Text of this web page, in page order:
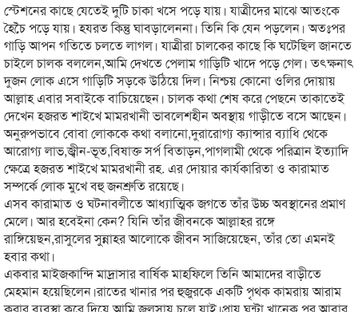
স্টেশনের কাছে যেতেই দুটি চাকা খসে পড়ে যায়। যাত্রীদের মাঝে আতংকে
হৈচৈ পড়ে যায়। হযরত কিন্তু ঘাবড়ালেননা। তিনি কি যেন পড়লেন। অতঃপর
গাড়ি আপন গতিতে চলতে লাগল। যাত্রীরা চালকের কাছে কি ঘটেছিল জানতে
চাইলে চালক বললেন,আমি দেখতে পেলাম গাড়িটি খাদে পড়ে গেল। তৎক্ষনাৎ
দুজন লোক এসে গাড়িটি সড়কে উঠিয়ে দিল। নিশ্চয় কোনো ওলির দোয়ায়
আল্লাহ এবার সবাইকে বাচিয়েছেন। চালক কথা শেষ করে পেছনে তাকাতেই
দেখেন হজরত শাইখে মামরখানী ভাবলেশহীন অবস্থায় গাড়ীতে বসে আছেন।
অনুরুপভাবে বোবা লোককে কথা বলানো,দুরারোগ্য ক্যান্সার ব্যাধি থেকে
আরোগ্য লাভ,জ্বীন-ভূত,বিষাক্ত সর্প বিতাড়ন,পাগলামী থেকে পরিত্রান ইত্যাদি
ক্ষেত্রে হজরত শাইখে মামরখানী রহ. এর দোয়ার কার্যকারিতা ও কারামাত
সম্পর্কে লোক মুখে বহু জনশ্রুতি রয়েছে।
এসব কারামাত ও ঘটনাবলীতে আধ্যাত্মিক জগতে তাঁর উচ্চ অবস্থানের প্রমাণ
মেলে। আর হবেইনা কেন? যিনি তাঁর জীবনকে আল্লাহর রঙ্গে
রাঙ্গিয়েছন,রাসুলের সুন্নাহর আলোকে জীবন সাজিয়েছেন, তাঁর তো এমনই
হবার কথা।
একবার মাইজকান্দি মাদ্রাসার বার্ষিক মাহফিলে তিনি আমাদের বাড়ীতে
মেহমান হয়েছিলেন।রাতের খানার পর হুজুরকে একটি পৃথক কামরায় আরাম
করার ব্যবস্থা করে দিয়ে আমি জলসায় চলে যাই।প্রায় ঘন্টা খানেক পর আবার